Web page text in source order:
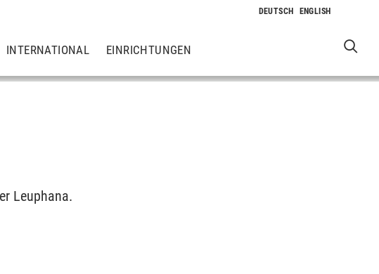
INTERNATIONAL EINRICHTUNGEN
Leuphana.